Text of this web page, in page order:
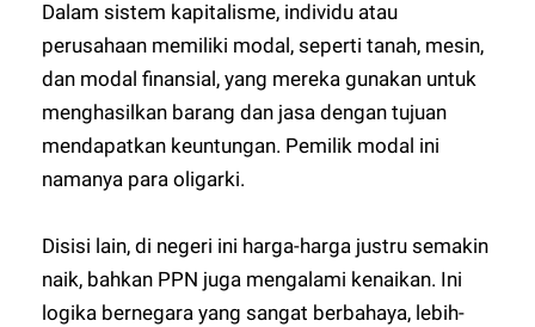
Dalam sistem kapitalisme, individu atau
perusahaan memiliki modal, seperti tanah, mesin,
dan modal finansial, yang mereka gunakan untuk
menghasilkan barang dan jasa dengan tujuan
mendapatkan keuntungan. Pemilik modal ini
namanya para oligarki.
Disisi lain, di negeri ini harga-harga justru semakin
naik, bahkan PPN juga mengalami kenaikan. Ini
logika bernegara yang sangat berbahaya, lebih-